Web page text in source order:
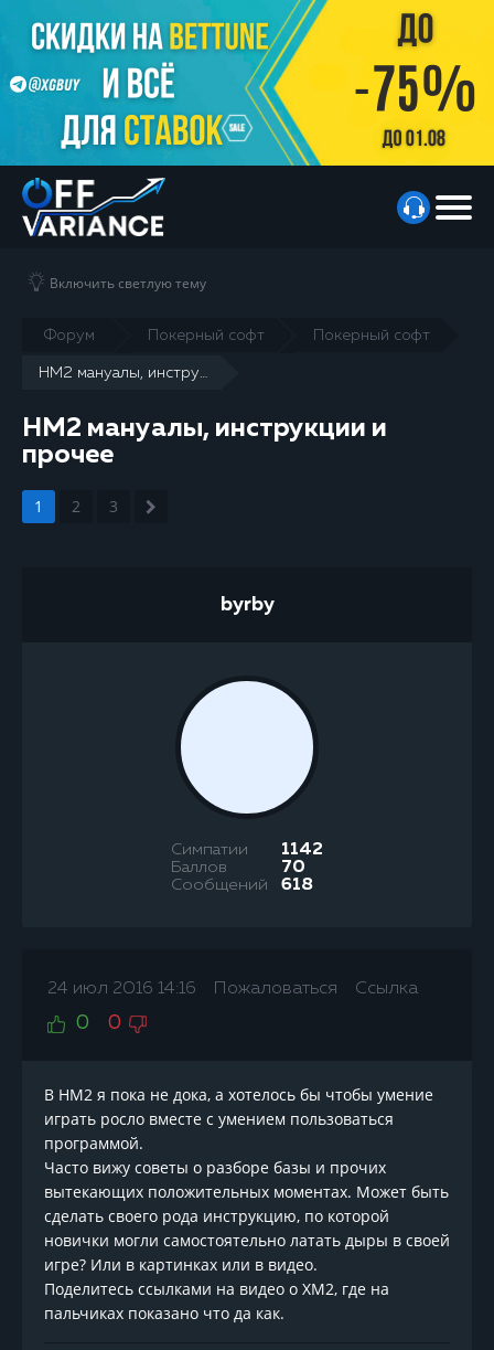
Форум Покерный софт Покерный софт
HM2 мануалы, инструкции и прочее
Включить светлую тему
HM2 мануалы, инструкции и
прочее
1 2 3
byrby
Симпатии 1142
Баллов 70
Сообщений 618
24 июл 2016 14:16 Пожаловаться Ссылка
0 0
В HМ2 я пока не дока, а хотелось бы чтобы умение
играть росло вместе с умением пользоваться
программой.
Часто вижу советы о разборе базы и прочих
вытекающих положительных моментах. Может быть
сделать своего рода инструкцию, по которой
новички могли самостоятельно латать дыры в своей
игре? Или в картинках или в видео.
Поделитесь ссылками на видео о ХМ2, где на
пальчиках показано что да как.